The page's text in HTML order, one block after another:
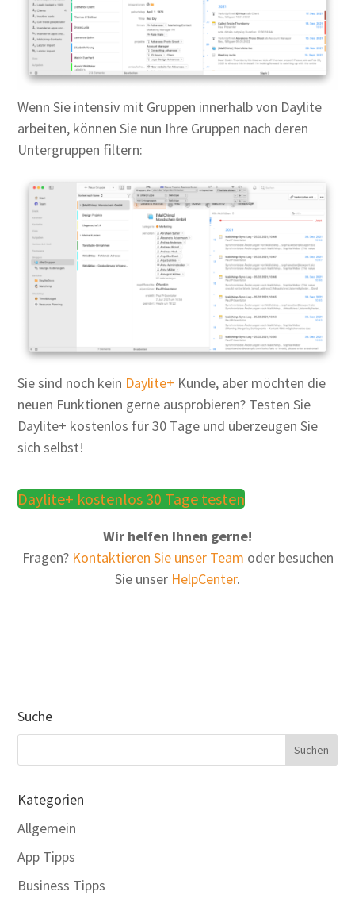
Wenn Sie intensiv mit Gruppen innerhalb von Daylite
arbeiten, können Sie nun Ihre Gruppen nach deren
Untergruppen filtern:
Sie sind noch kein Daylite+ Kunde, aber möchten die
neuen Funktionen gerne ausprobieren? Testen Sie
Daylite+ kostenlos für 30 Tage und überzeugen Sie
sich selbst!
Daylite+ kostenlos 30 Tage testen
Wir helfen Ihnen gerne!
Fragen? Kontaktieren Sie unser Team oder besuchen
Sie unser HelpCenter.
Suche
Kategorien
Allgemein
App Tipps
Business Tipps